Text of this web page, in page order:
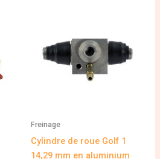
Freinage
Cylindre de roue Golf 1
14,29 mm en aluminium